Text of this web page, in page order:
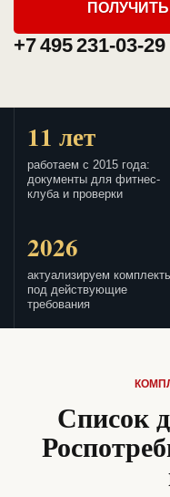
+7 495 231-03-29
11 лет
работаем с 2015 года:
документы для фитнес-
клуба и проверки
2026
актуализируем
под действующие
требования
Список